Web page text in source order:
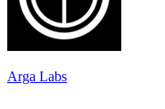
Arga Labs